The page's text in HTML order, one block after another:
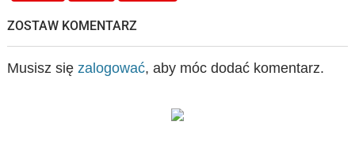
ZOSTAW KOMENTARZ
Musisz sięzalogować, aby móc dodać komentarz.